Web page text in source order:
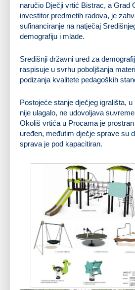
naručio Dječji vrtić Bistrac, a Grad
investitor predmetih radova, je
sufinanciranje na natječaj
demografiju i mlade.
Središnji državni ured za
raspisuje u svrhu poboljšanja
podizanja kvalitete pedagoških
Postojeće stanje dječjeg igrališta,
nije ulagalo, ne udovoljava
Okoliš vrtića u Procama je
uređen, međutim dječje sprave su
sprava je pod kapacitiran.